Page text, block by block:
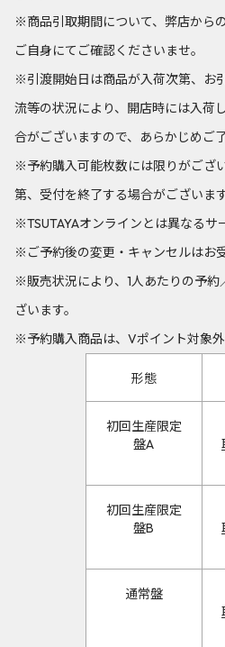
※商品引取期間について、弊店から
ご自身にてご確認くださいませ。
※引渡開始日は商品が入荷次第、お
流等の状況により、開店時には入荷
合がございますので、あらかじめご
※予約購入可能枚数には限りがござ
第、受付を終了する場合がございます
※TSUTAYAオンラインとは異なるサ
※ご予約後の変更・キャンセルはお
※販売状況により、1人あたりの予
ざいます。
※予約購入商品は、Vポイント対象外
形態
初回生産限定
盤A
初回生産限定
盤B
通常盤